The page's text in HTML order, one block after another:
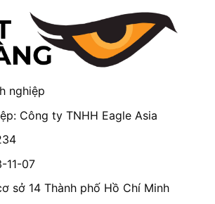
nghiệp
Công ty TNHH Eagle Asia
11-07
sở 14 Thành phố Hồ Chí Minh